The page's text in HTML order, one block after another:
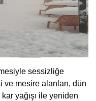
sessizliğe
mesire alanları, dün
yağışı ile yeniden